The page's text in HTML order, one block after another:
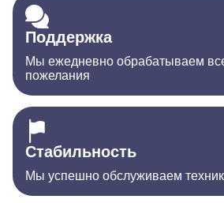
Поддержка
Мы ежедневно обрабатываем
пожелания
Стабильность
Мы успешно обслуживаем